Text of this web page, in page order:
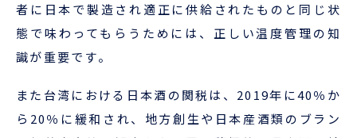
者に日本で製造され適正に供給されたものと同じ状
態で味わってもらうためには、正しい温度管理の知
識が重要です。
また台湾における日本酒の関税は、2019年に40％か
ら20％に緩和され、地方創生や日本産酒類のブラン